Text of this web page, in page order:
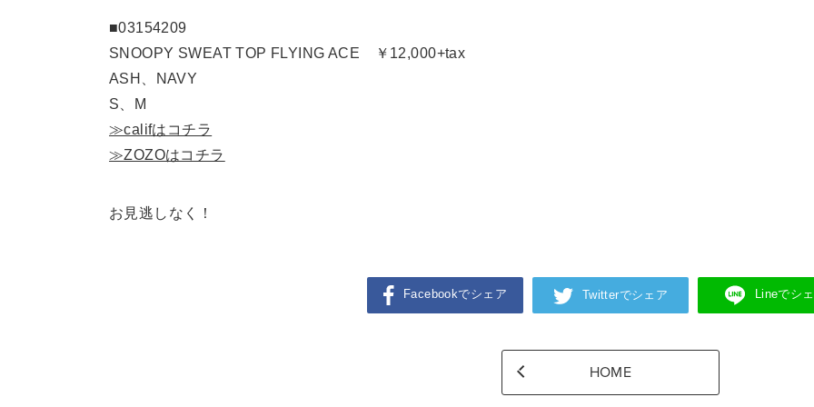
■03154209
SNOOPY SWEAT TOP FLYING ACE ￥12,000+tax
ASH、NAVY
S、M
≫califはコチラ
≫ZOZOはコチラ
お見逃しなく！
Facebookでシェア Twitterでシェア Lineでシ
HOME